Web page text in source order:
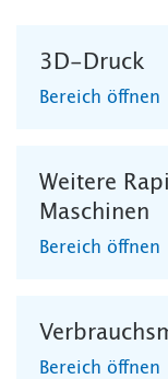
3D-Druck
Bereich öffnen
Weitere
Maschinen
Bereich öffnen
Bereich öffnen